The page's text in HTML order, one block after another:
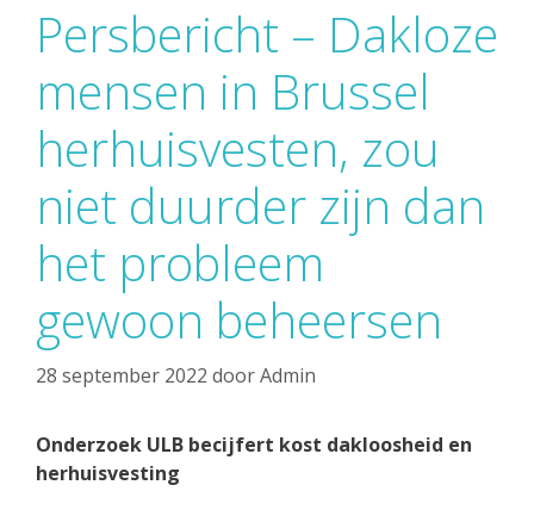
Persbericht – Dakloze
mensen in Brussel
herhuisvesten, zou
niet duurder zijn dan
het probleem
gewoon beheersen
28 september 2022 doorAdmin
Onderzoek ULB becijfert kost dakloosheid en
herhuisvesting